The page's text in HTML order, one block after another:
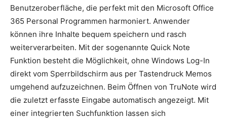
Benutzeroberfläche, die perfekt mit den Microsoft Office
365 Personal Programmen harmoniert. Anwender
können ihre Inhalte bequem speichern und rasch
weiterverarbeiten. Mit der sogenannte Quick Note
Funktion besteht die Möglichkeit, ohne Windows Log-In
direkt vom Sperrbildschirm aus per Tastendruck Memos
umgehend aufzuzeichnen. Beim Öffnen von TruNote wird
die zuletzt erfasste Eingabe automatisch angezeigt. Mit
einer integrierten Suchfunktion lassen sich